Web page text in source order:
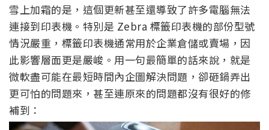
雪上加霜的是，這個更新甚至還導致了許多電腦無法
連接到印表機。特別是 Zebra 標籤印表機的部份型號
情況嚴重，標籤印表機通常用於企業倉儲或賣場，因
此影響層面更是嚴峻。用一句最簡單的話來說，就是
微軟盡可能在最短時間內企圖解決問題，卻砸鍋弄出
更可怕的問題來，甚至連原來的問題都沒有很好的修
補到：